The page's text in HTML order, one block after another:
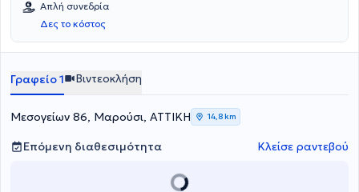
Απλή συνεδρία
Δες το κόστος
Γραφείο 1 Βιντεοκλήση
Μεσογείων 86, Μαρούσι, ΑΤΤΙΚΗ 14,8 km
Επόμενη διαθεσιμότητα Κλείσε ραντεβού